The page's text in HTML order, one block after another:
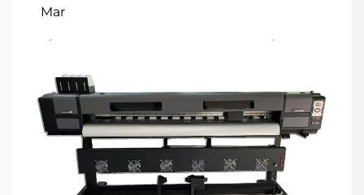
Mar